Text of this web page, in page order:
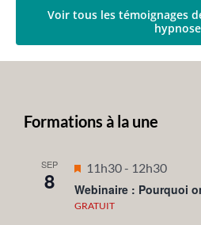
Voir tous les témoignages
hypnose
Formations à la une
SEP
8
Mis
en
avant
11h30- 12h30
Webinaire : Pourquoi
GRATUIT